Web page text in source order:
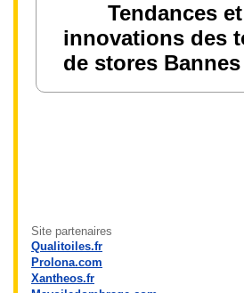
Tendances et
innovations des
de stores Bannes
Site partenaires
Qualitoiles.fr
Prolona.com
Xantheos.fr